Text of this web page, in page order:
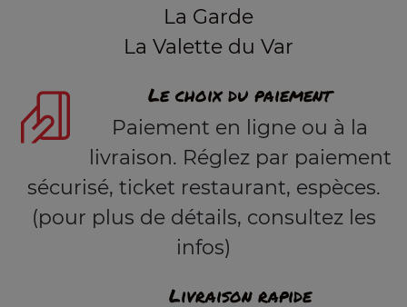
La Garde
La Valette du Var
Le choix du paiement
Paiement en ligne ou à la
livraison. Réglez par paiement
sécurisé, ticket restaurant, espèces.
(pour plus de détails, consultez les
infos)
Livraison rapide